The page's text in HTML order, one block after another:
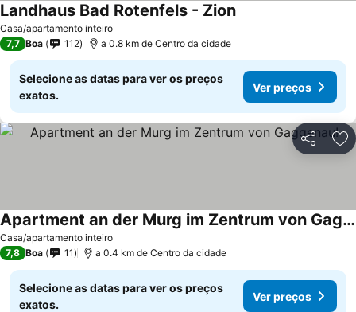
Casa/apartamento inteiro
Landhaus Bad Rotenfels - Zion
7,7 Boa 112 a 0.8 km de Centro da cidade
Selecione as datas para ver os preços
exatos.
Ver preços
Partilhar
Casa/apartamento inteiro
Apartment an der Murg im Zentrum von Gaggenau!
7,8 Boa 11 a 0.4 km de Centro da cidade
Selecione as datas para ver os preços
exatos.
Ver preços